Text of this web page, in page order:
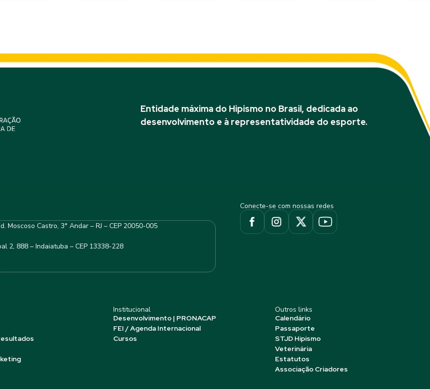
Entidade máxima do Hipismo no Brasil, dedicada ao
desenvolvimento e à representatividade do esporte.
Moscoso Castro, 3° Andar – RJ – CEP 20050-005
2, 888 – Indaiatuba – CEP 13338-228
Conecte-se com nossas redes
Institucional
Desenvolvimento | PRONACAP
FEI / Agenda Internacional
Cursos
Outros links
Calendário
Passaporte
STJD Hipismo
Veterinária
Estatutos
Associação Criadores